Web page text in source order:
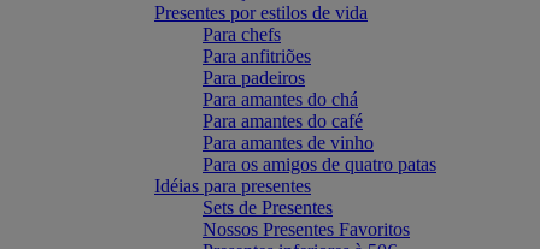
Presentes por estilos de vida
Para chefs
Para anfitriões
Para padeiros
Para amantes do chá
Para amantes do café
Para amantes de vinho
Para os amigos de quatro patas
Idéias para presentes
Sets de Presentes
Nossos Presentes Favoritos